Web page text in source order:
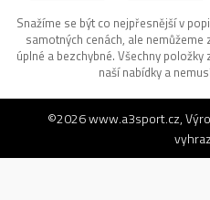
Snažíme se být co nejpřesnější v
samotných cenách, ale
úplné a bezchybné. Všechny
naší nabídky a
©2026www.a3sport.cz,